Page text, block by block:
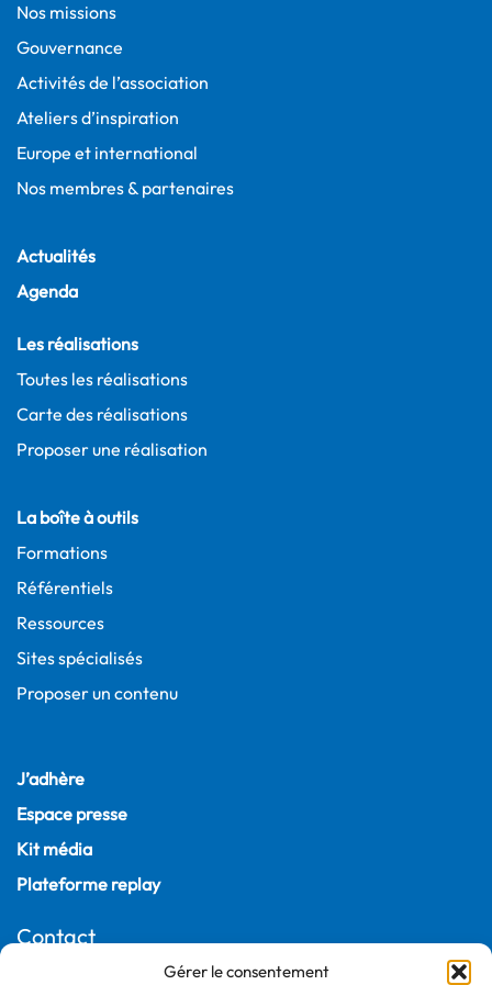
Gérer le consentement
Nos missions
Gouvernance
Activités de l’association
Ateliers d’inspiration
Europe et international
Nos membres & partenaires
Actualités
Agenda
Les réalisations
Toutes les réalisations
Carte des réalisations
Proposer une réalisation
La boîte à outils
Formations
Référentiels
Ressources
Sites spécialisés
Proposer un contenu
J’adhère
Espace presse
Kit média
Plateforme replay
Contact